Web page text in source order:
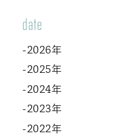
date
-2026年
-2025年
-2024年
-2023年
-2022年